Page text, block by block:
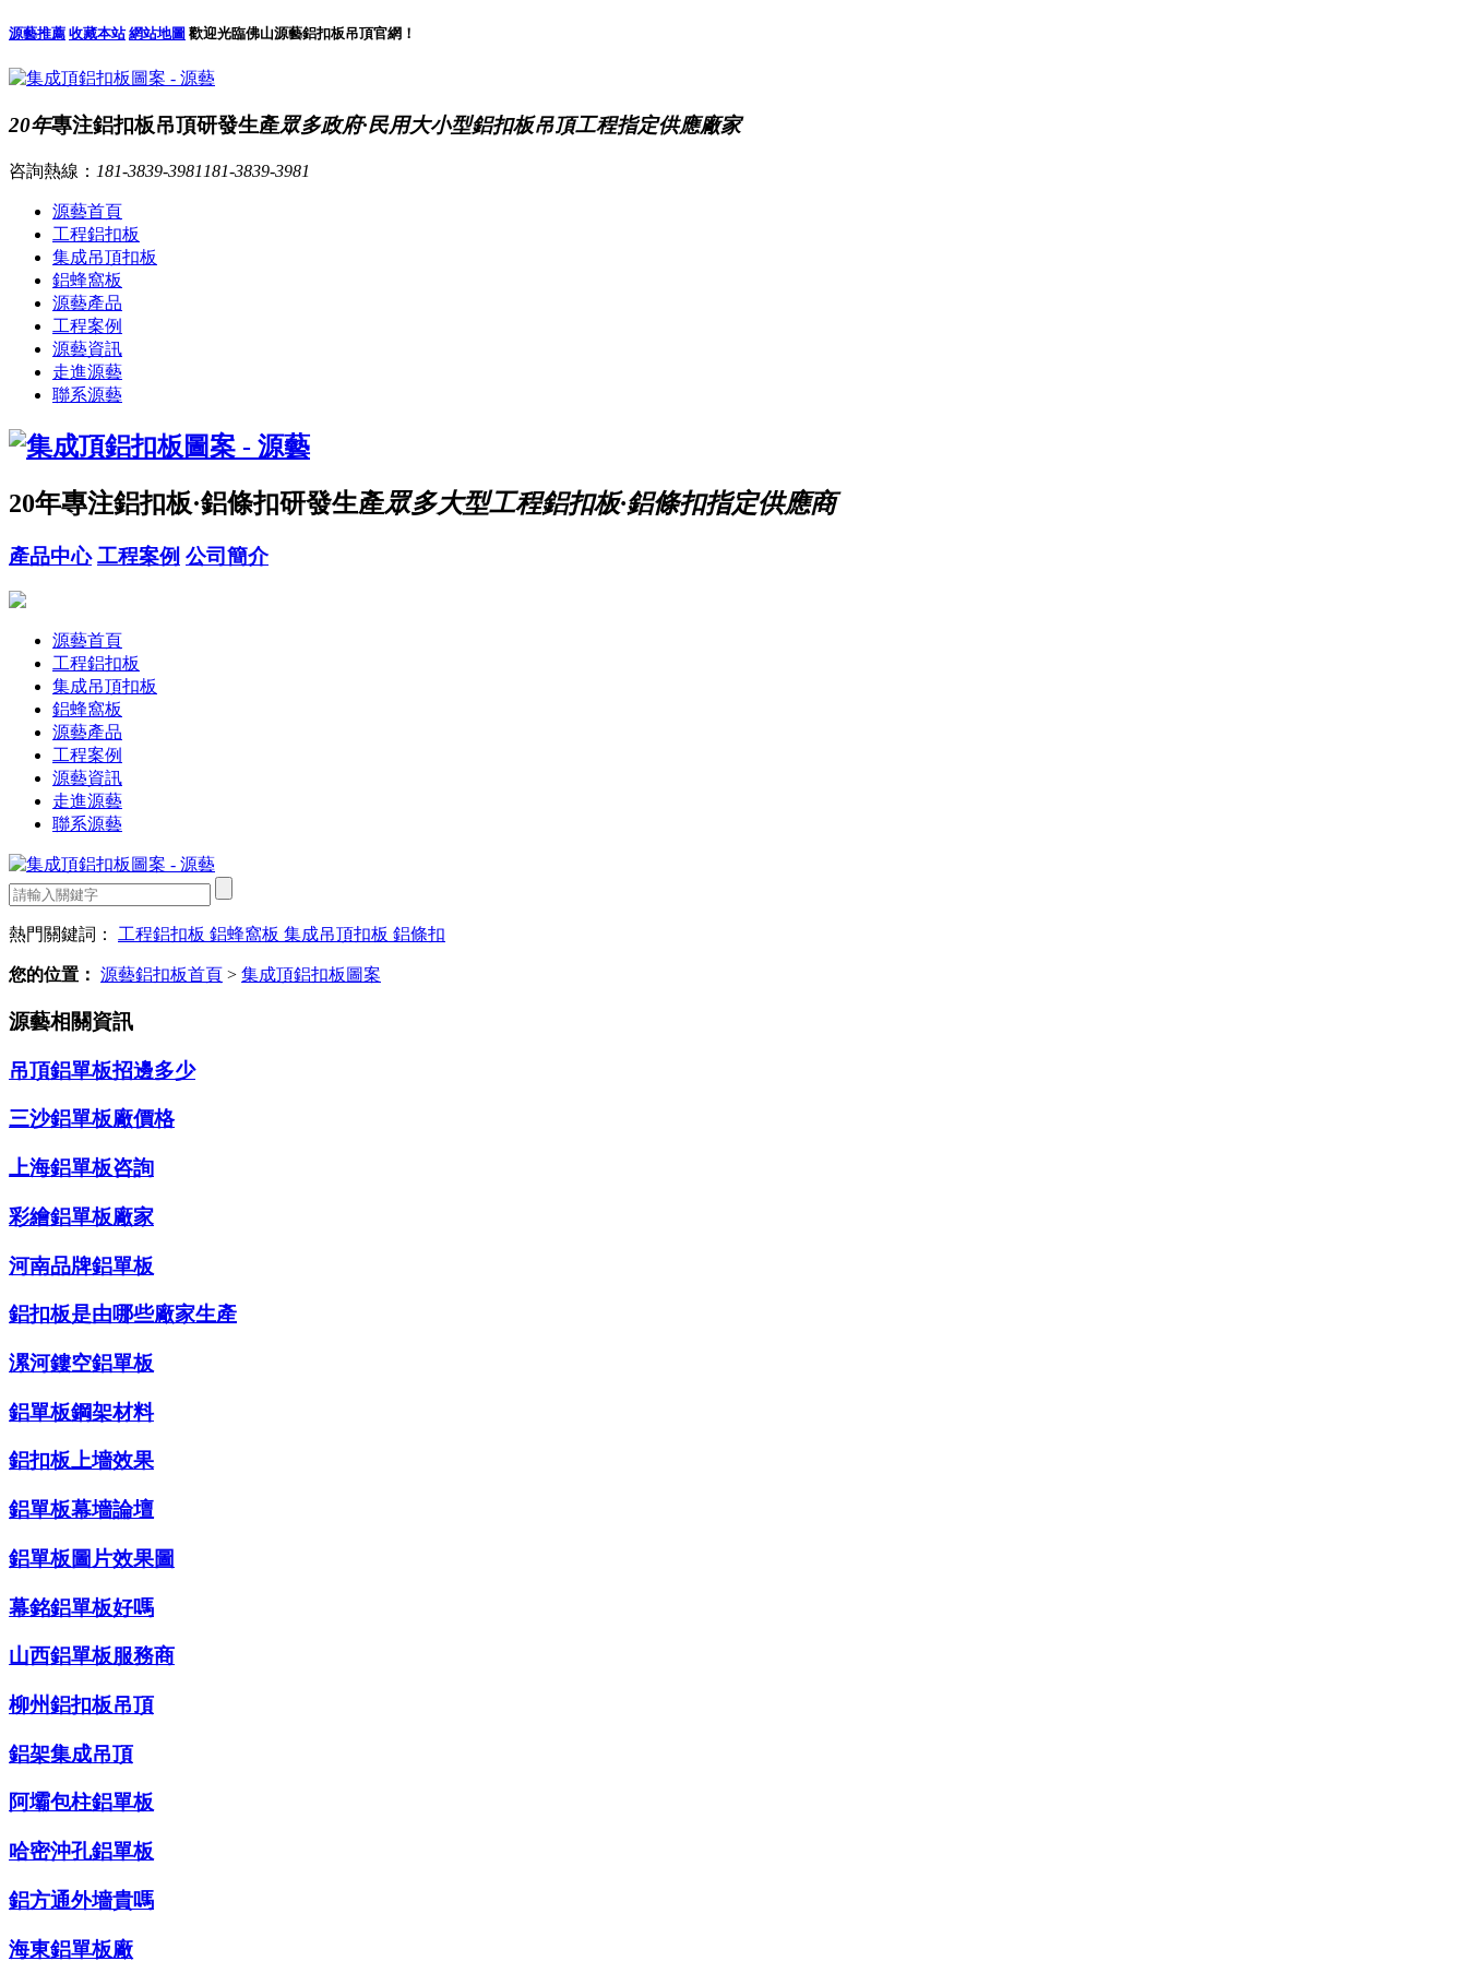
源藝推薦 收藏本站 網站地圖 歡迎光臨佛山源藝鋁扣板吊頂官網！
20年專注鋁扣板吊頂研發生產眾多政府·民用大小型鋁扣板吊頂工程指定供應廠家
咨詢熱線： 181-3839-3981 181-3839-3981
源藝首頁
工程鋁扣板
集成吊頂扣板
鋁蜂窩板
源藝產品
工程案例
源藝資訊
走進源藝
聯系源藝
20年專注鋁扣板·鋁條扣研發生產眾多大型工程鋁扣板·鋁條扣指定供應商
產品中心 工程案例 公司簡介
源藝首頁
工程鋁扣板
集成吊頂扣板
鋁蜂窩板
源藝產品
工程案例
源藝資訊
走進源藝
聯系源藝
熱門關鍵詞： 工程鋁扣板 鋁蜂窩板 集成吊頂扣板 鋁條扣
您的位置： 源藝鋁扣板首頁 > 集成頂鋁扣板圖案
源藝相關資訊
吊頂鋁單板招邊多少
三沙鋁單板廠價格
上海鋁單板咨詢
彩繪鋁單板廠家
河南品牌鋁單板
鋁扣板是由哪些廠家生產
漯河鏤空鋁單板
鋁單板鋼架材料
鋁扣板上墻效果
鋁單板幕墻論壇
鋁單板圖片效果圖
幕銘鋁單板好嗎
山西鋁單板服務商
柳州鋁扣板吊頂
鋁架集成吊頂
阿壩包柱鋁單板
哈密沖孔鋁單板
鋁方通外墻貴嗎
海東鋁單板廠